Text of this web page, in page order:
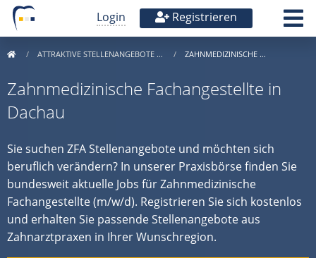
Login Registrieren
ATTRAKTIVE STELLENANGEBOTE … ZAHNMEDIZINISCHE …
Zahnmedizinische Fachangestellte in
Dachau
Sie suchen ZFA Stellenangebote und möchten sich
beruflich verändern? In unserer Praxisbörse finden Sie
bundesweit aktuelle Jobs für Zahnmedizinische
Fachangestellte (m/w/d). Registrieren Sie sich kostenlos
und erhalten Sie passende Stellenangebote aus
Zahnarztpraxen in Ihrer Wunschregion.